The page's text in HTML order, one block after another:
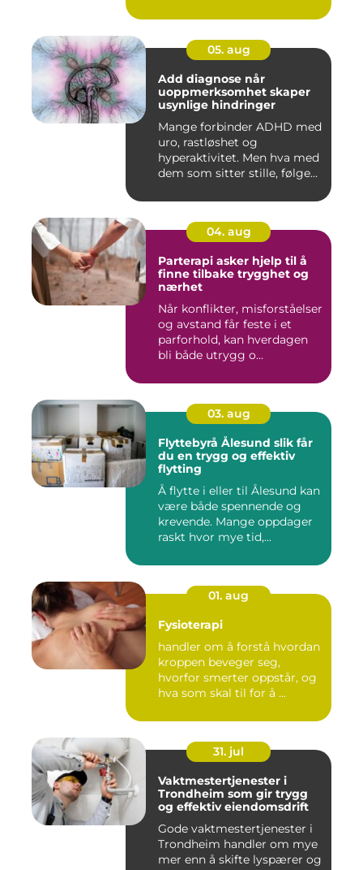
05. aug
Add diagnose når
uoppmerksomhet skaper
usynlige hindringer
Mange forbinder ADHD med
uro, rastløshet og
hyperaktivitet. Men hva med
dem som sitter stille, følge...
04. aug
Parterapi asker hjelp til å
finne tilbake trygghet og
nærhet
Når konflikter, misforståelser
og avstand får feste i et
parforhold, kan hverdagen
bli både utrygg o...
03. aug
Flyttebyrå Ålesund slik får
du en trygg og effektiv
flytting
Å flytte i eller til Ålesund kan
være både spennende og
krevende. Mange oppdager
raskt hvor mye tid,...
01. aug
Fysioterapi
handler om å forstå hvordan
kroppen beveger seg,
hvorfor smerter oppstår, og
hva som skal til for å ...
31. jul
Vaktmestertjenester i
Trondheim som gir trygg
og effektiv eiendomsdrift
Gode vaktmestertjenester i
Trondheim handler om mye
mer enn å skifte lyspærer og